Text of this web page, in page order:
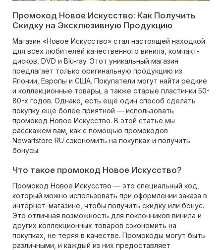
Промокод Новое Искусство: Как Получить
Скидку на Эксклюзивную Продукцию
Магазин «Новое Искусство» стал настоящей находкой
для всех любителей качественного винила, компакт-
дисков, DVD и Blu-ray. Этот уникальный магазин
предлагает только оригинальную продукцию из
Японии, Европы и США. Покупатели могут найти редкие
и коллекционные товары, а также старые пластинки 50-
80-х годов. Однако, есть ещё один способ сделать
покупку ещё более приятной — использовать
промокод Новое Искусство. В этой статье мы
расскажем вам, как с помощью промокодов
Newartstore RU сэкономить на покупках и получить
бонусы.
Что такое промокод Новое Искусство?
Промокод Новое Искусство — это специальный код,
который можно использовать при оформлении заказа в
интернет-магазине, чтобы получить скидку или бонус.
Это отличная возможность для поклонников винила и
других коллекционных товаров сэкономить на
покупках, не теряя в качестве. Промокоды могут быть
различными, и каждый из них предоставляет